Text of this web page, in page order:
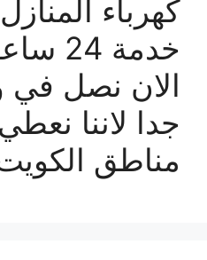
كهرباء
خدمة
الان نصل في
جدا لاننا
مناطق